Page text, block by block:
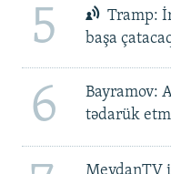
5
Tramp:
başa
6
Bayramov:
tədarük
MeydanTV